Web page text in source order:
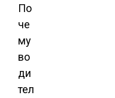
По
че
му
во
ди
тел